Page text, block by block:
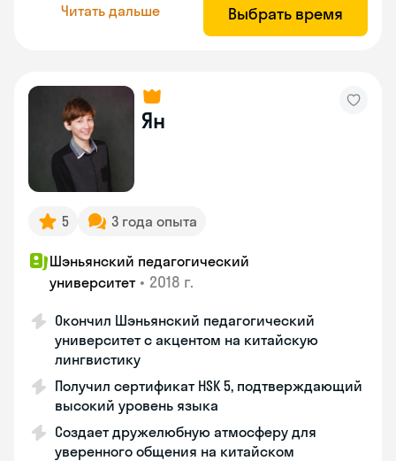
Читать дальше Выбрать время
Ян
5 3 года опыта
Шэньянский педагогический
университет • 2018 г.
Окончил Шэньянский педагогический
университет с акцентом на китайскую
лингвистику
Получил сертификат HSK 5, подтверждающий
высокий уровень языка
Создает дружелюбную атмосферу для
уверенного общения на китайском